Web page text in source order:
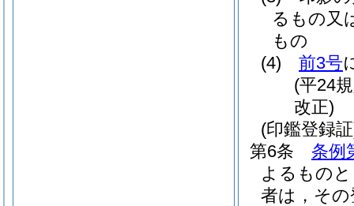
るもの又
もの
(4)
前3号
(平24
改正)
(印鑑登録
第6条
条例
よるもの
者は，そ